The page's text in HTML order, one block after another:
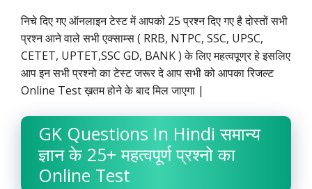
निचे दिए गए ऑनलाइन टेस्ट में आपको 25 प्रश्न दिए गए है दोस्तों सभी
प्रश्न आने वाले सभी एक्साम्स ( RRB, NTPC, SSC, UPSC,
CETET, UPTET,SSC GD, BANK ) के लिए महत्वपूण्र हे इसलिए
आप इन सभी प्रश्नो का टेस्ट जरूर दे आप सभी को आपका रिजल्ट
Online Test ख़तम होने के बाद मिल जाएगा |
GK Questions In Hindi समान्य
ज्ञान के 25+ महत्वपूर्ण प्रश्नो का
Online Test